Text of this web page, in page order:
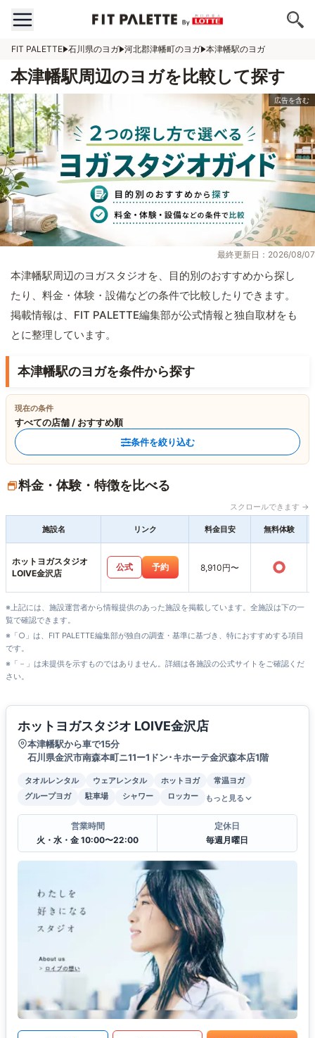
FIT PALETTE 石川県のヨガ 河北郡津幡町のヨガ 本津幡駅のヨガ
本津幡駅周辺のヨガを比較して探す
最終更新日：2026/08/07
本津幡駅周辺のヨガスタジオを、目的別のおすすめから探し
たり、料金・体験・設備などの条件で比較したりできます。
掲載情報は、FIT PALETTE編集部が公式情報と独自取材をも
とに整理しています。
本津幡駅のヨガを条件から探す
現在の条件
すべての店舗 / おすすめ順
条件を絞り込む
料金・体験・特徴を比べる
スクロールできます →
施設名 リンク 料金目安 無料体験
ホットヨガスタジオ
LOIVE金沢店
公式 予約 8,910円〜 ○
※上記には、施設運営者から情報提供のあった施設を掲載しています。全施設は下の一
覧で確認できます。
※「○」は、FIT PALETTE編集部が独自の調査・基準に基づき、特におすすめする項目
です。
※「－」は未提供を示すものではありません。詳細は各施設の公式サイトをご確認くだ
さい。
ホットヨガスタジオ LOIVE金沢店
本津幡駅から車で15分
石川県金沢市南森本町ニ11ー1ドン･キホーテ金沢森本店1階
タオルレンタル ウェアレンタル ホットヨガ
常温ヨガ
グループヨガ
駐車場 シャワー ロッカー もっと見る
営業時間
火・水・金 10:00〜22:00
定休日
毎週月曜日